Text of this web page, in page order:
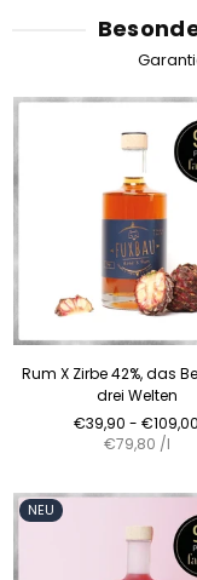
Rum X Zirbe 42%, das
drei Welten
Normaler
Preis
€39,90 - €109,00
€79,80 /l
NEU